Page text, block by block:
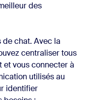
des
chat. Avec la
centraliser tous
et vous connecter à
utilisés au
identifier